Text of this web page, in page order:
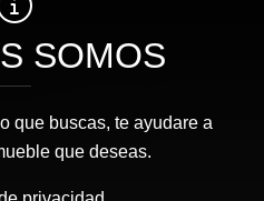
SOMOS
que buscas, te ayudare a
que deseas.